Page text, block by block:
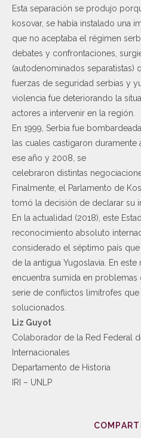
Esta separación se produjo
kosovar, se había instalado una
que no aceptaba el régimen
debates y confrontaciones,
(autodenominados separatistas)
fuerzas de seguridad serbias y
violencia fue deteriorando la
actores a intervenir en la región.
En 1999, Serbia fue
las cuales castigaron duramente
ese año y 2008, se
celebraron distintas
Finalmente, el Parlamento de
tomó la decisión de declarar su
En la actualidad (2018), este
reconocimiento absoluto
considerado el séptimo país
de la antigua Yugoslavia. En
encuentra sumida en
serie de conflictos limítrofes
solucionados.
Liz Guyot
Colaborador de la Red Federal
Internacionales
Departamento de Historia
IRI – UNLP